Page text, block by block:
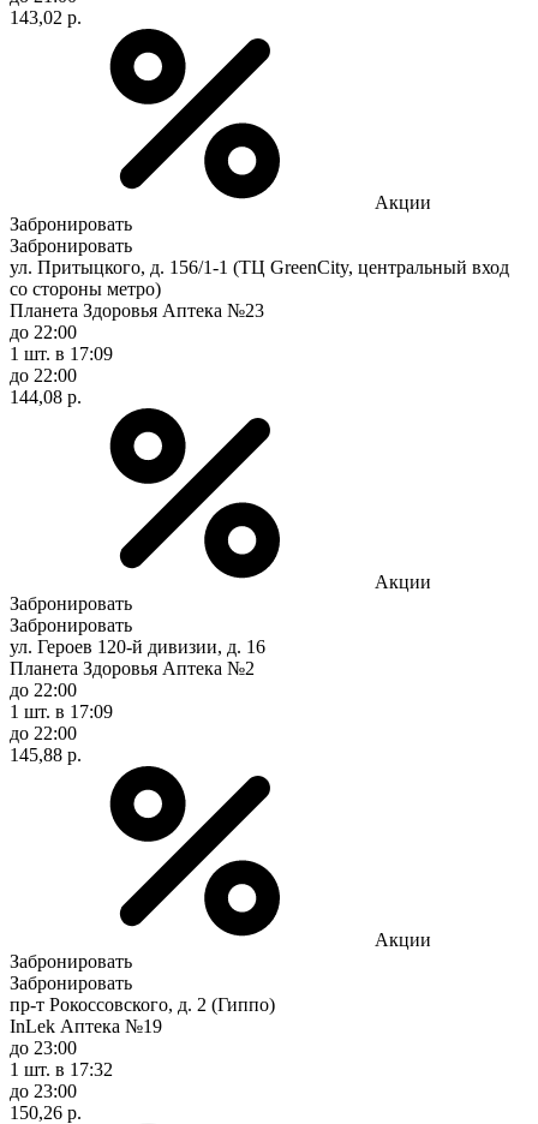
143,02 р.
Акции
Забронировать
Забронировать
ул. Притыцкого, д. 156/1-1 (ТЦ GreenCity, центральный вход
со стороны метро)
Планета Здоровья Аптека №23
до 22:00
1 шт. в 17:09
до 22:00
144,08 р.
Акции
Забронировать
Забронировать
ул. Героев 120-й дивизии, д. 16
Планета Здоровья Аптека №2
до 22:00
1 шт. в 17:09
до 22:00
145,88 р.
Акции
Забронировать
Забронировать
пр-т Рокоссовского, д. 2 (Гиппо)
InLek Аптека №19
до 23:00
1 шт. в 17:32
до 23:00
150,26 р.